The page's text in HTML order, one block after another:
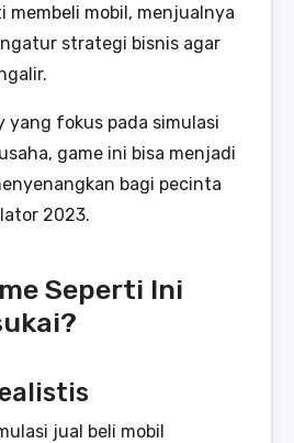
membeli mobil, menjualnya
strategi bisnis agar
yang fokus pada simulasi
game ini bisa menjadi
bagi pecinta
2023.
Seperti Ini
jual beli mobil